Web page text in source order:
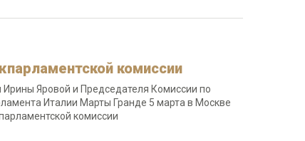
комиссии
Яровой и Председателя Комиссии по
Италии Марты Гранде 5 марта в Москве
комиссии